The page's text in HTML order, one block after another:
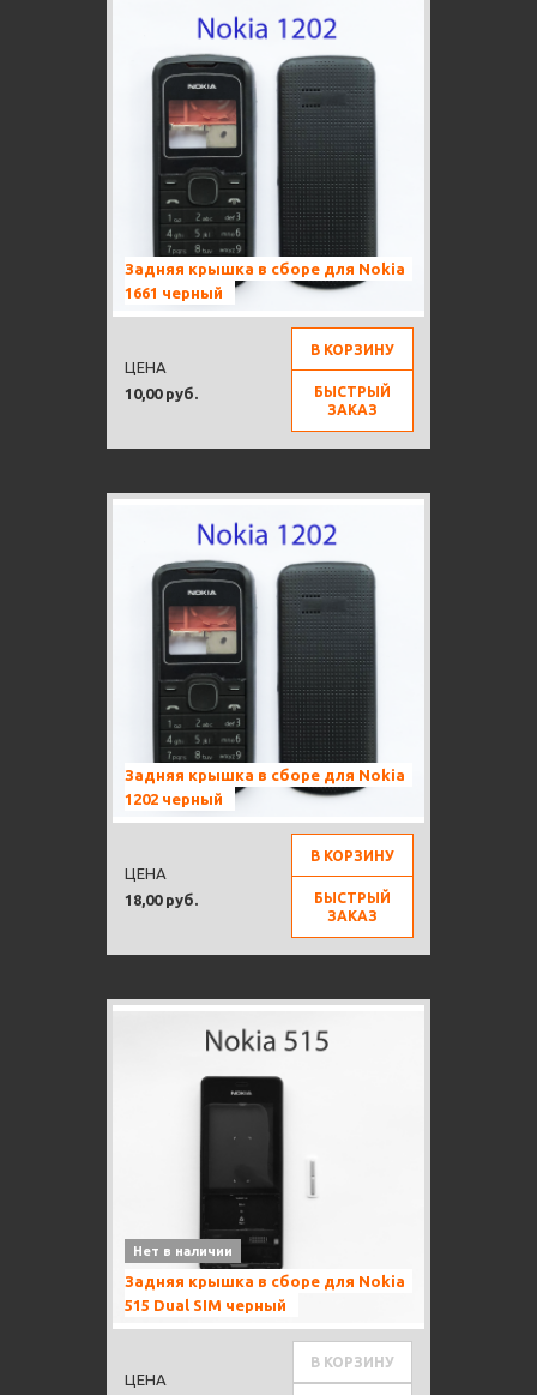
Задняя крышка в сборе для Nokia
1661 черный
10,00 руб.
ЦЕНА
В КОРЗИНУ
БЫСТРЫЙ
ЗАКАЗ
Задняя крышка в сборе для Nokia
1202 черный
18,00 руб.
ЦЕНА
В КОРЗИНУ
БЫСТРЫЙ
ЗАКАЗ
Нет в наличии
Задняя крышка в сборе для Nokia
515 Dual SIM черный
ЦЕНА
В КОРЗИНУ